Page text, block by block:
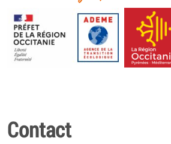
TOTEn Occitanie |
d’Occitanie pour la
Energétique
Contact